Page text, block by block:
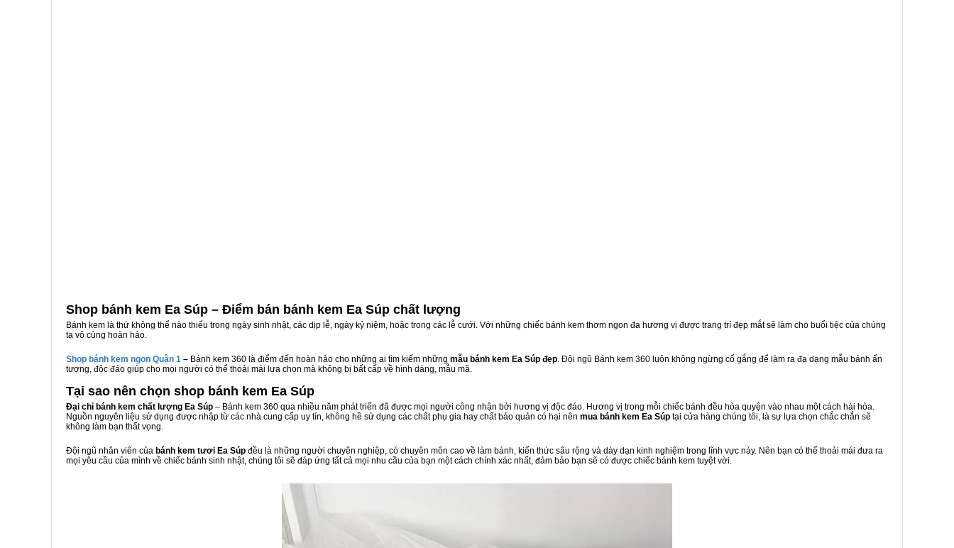
Shop bánh kem Ea Súp – Điểm bán bánh kem Ea Súp chất lượng
Bánh kem là thứ không thể nào thiếu trong ngày sinh nhật, các dịp lễ, ngày kỷ niệm, hoặc trong các lễ cưới. Với những chiếc bánh kem thơm ngon đa hương vị được trang trí đẹp mắt sẽ làm cho buổi tiệc của chúng
ta vô cùng hoàn hảo.
Shop bánh kem ngon Quận 1 – Bánh kem 360 là điểm đến hoàn hảo cho những ai tìm kiếm những mẫu bánh kem Ea Súp đẹp. Đội ngũ Bánh kem 360 luôn không ngừng cố gắng để làm ra đa dạng mẫu bánh ấn
tượng, độc đáo giúp cho mọi người có thể thoải mái lựa chọn mà không bị bất cấp về hình dáng, mẫu mã.
Tại sao nên chọn shop bánh kem Ea Súp
Đại chỉ bánh kem chất lượng Ea Súp – Bánh kem 360 qua nhiều năm phát triển đã được mọi người công nhận bởi hương vị độc đáo. Hương vị trong mỗi chiếc bánh đều hòa quyện vào nhau một cách hài hòa.
Nguồn nguyên liệu sử dụng được nhập từ các nhà cung cấp uy tín, không hề sử dụng các chất phụ gia hay chất bảo quản có hại nên mua bánh kem Ea Súp tại cửa hàng chúng tôi, là sự lựa chọn chắc chắn sẽ
không làm bạn thất vọng.
Đội ngũ nhân viên của bánh kem tươi Ea Súp đều là những người chuyên nghiệp, có chuyên môn cao về làm bánh, kiến thức sâu rộng và dày dạn kinh nghiệm trong lĩnh vực này. Nên bạn có thể thoải mái đưa ra
mọi yêu cầu của mình về chiếc bánh sinh nhật, chúng tôi sẽ đáp ứng tất cả mọi nhu cầu của bạn một cách chính xác nhất, đảm bảo bạn sẽ có được chiếc bánh kem tuyệt vời.